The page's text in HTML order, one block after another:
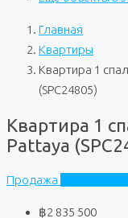
Главная
Квартиры
Квартира 1
(SPC24805)
Квартира 1
Pattaya
Продажа
฿2 835 500